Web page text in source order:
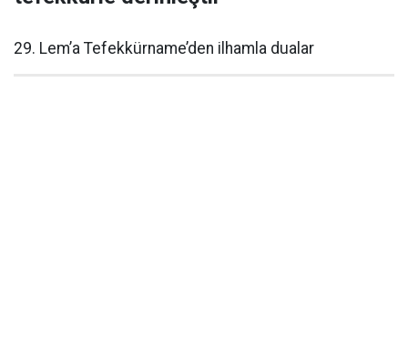
29. Lem’a Tefekkürname’den ilhamla dualar